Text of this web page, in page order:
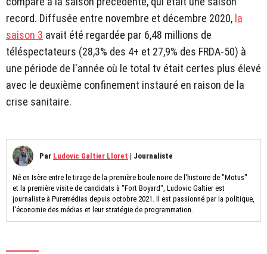
record. Diffusée entre novembre et décembre 2020, la
saison 3 avait été regardée par 6,48 millions de
téléspectateurs (28,3% des 4+ et 27,9% des FRDA-50) à
une période de l'année où le total tv était certes plus élevé
avec le deuxième confinement instauré en raison de la
crise sanitaire.
Par Ludovic Galtier Lloret | Journaliste
Né en Isère entre le tirage de la première boule noire de l'histoire de "Motus"
et la première visite de candidats à "Fort Boyard", Ludovic Galtier est
journaliste à Puremédias depuis octobre 2021. Il est passionné par la politique,
l'économie des médias et leur stratégie de programmation.